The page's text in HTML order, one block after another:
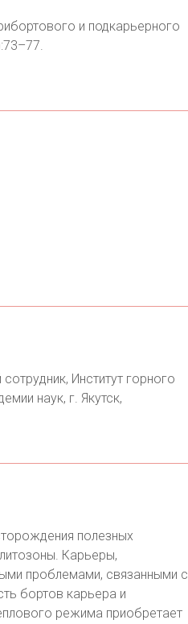
и подкарьерного
Институт горного
наук, г. Якутск,
полезных
Карьеры,
проблемами, связанными с
бортов карьера и
режима приобретает